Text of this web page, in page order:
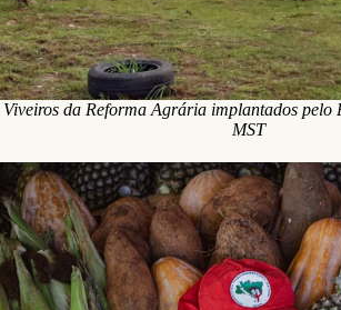
Viveiros da Reforma Agrária implantados
MST